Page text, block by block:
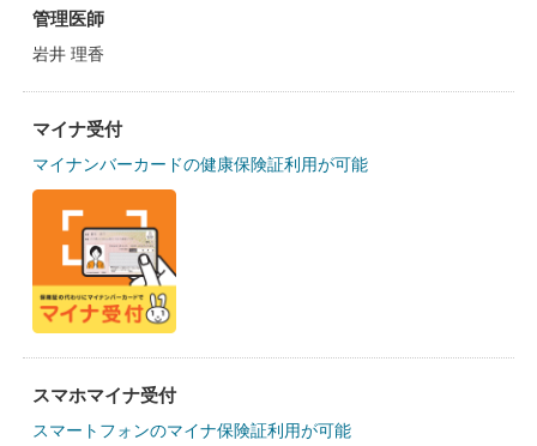
管理医師
岩井 理香
マイナ受付
マイナンバーカードの健康保険証利用が可能
スマホマイナ受付
スマートフォンのマイナ保険証利用が可能